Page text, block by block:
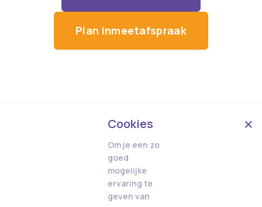
Plan inmeetafspraak
Cookies
Om je een zo
goed
mogelijke
ervaring te
geven van